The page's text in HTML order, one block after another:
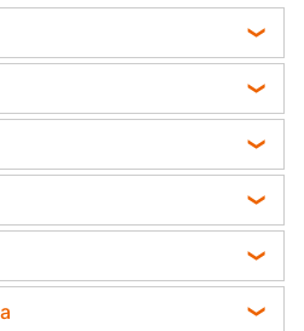
ракеты: в
детали